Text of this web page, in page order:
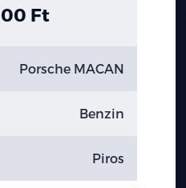
Ft
Porsche MACAN
Benzin
Piros